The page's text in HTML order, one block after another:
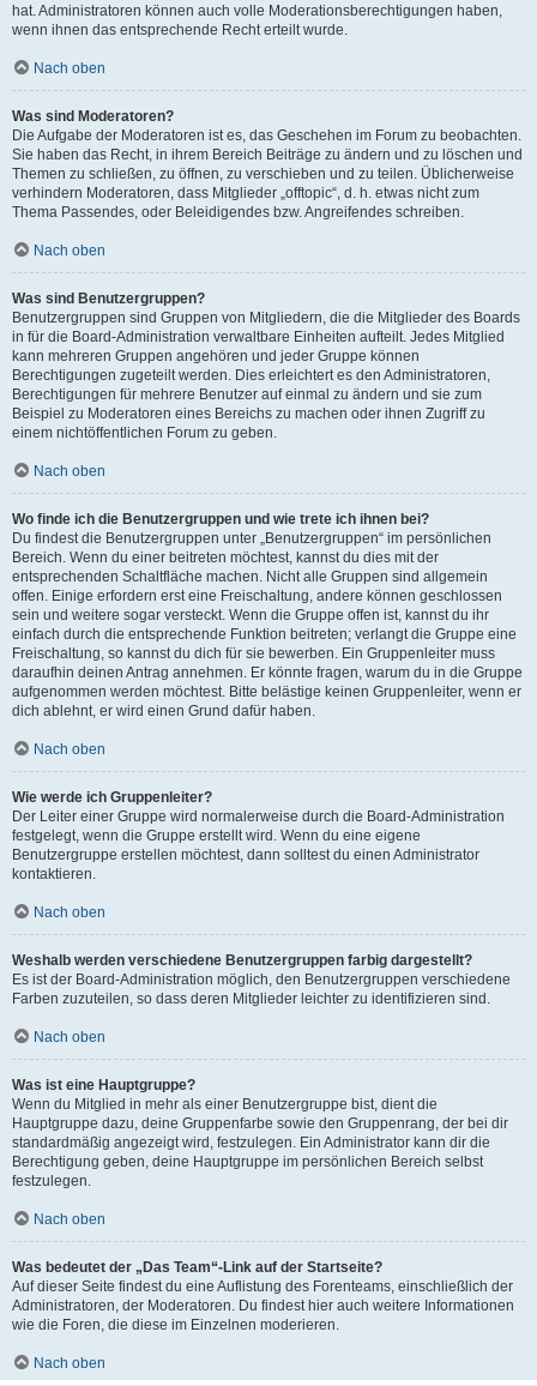
hat. Administratoren können auch volle Moderationsberechtigungen haben,
wenn ihnen das entsprechende Recht erteilt wurde.
Nach oben
Was sind Moderatoren?
Die Aufgabe der Moderatoren ist es, das Geschehen im Forum zu beobachten.
Sie haben das Recht, in ihrem Bereich Beiträge zu ändern und zu löschen und
Themen zu schließen, zu öffnen, zu verschieben und zu teilen. Üblicherweise
verhindern Moderatoren, dass Mitglieder „offtopic“, d. h. etwas nicht zum
Thema Passendes, oder Beleidigendes bzw. Angreifendes schreiben.
Nach oben
Was sind Benutzergruppen?
Benutzergruppen sind Gruppen von Mitgliedern, die die Mitglieder des Boards
in für die Board-Administration verwaltbare Einheiten aufteilt. Jedes Mitglied
kann mehreren Gruppen angehören und jeder Gruppe können
Berechtigungen zugeteilt werden. Dies erleichtert es den Administratoren,
Berechtigungen für mehrere Benutzer auf einmal zu ändern und sie zum
Beispiel zu Moderatoren eines Bereichs zu machen oder ihnen Zugriff zu
einem nichtöffentlichen Forum zu geben.
Nach oben
Wo finde ich die Benutzergruppen und wie trete ich ihnen bei?
Du findest die Benutzergruppen unter „Benutzergruppen“ im persönlichen
Bereich. Wenn du einer beitreten möchtest, kannst du dies mit der
entsprechenden Schaltfläche machen. Nicht alle Gruppen sind allgemein
offen. Einige erfordern erst eine Freischaltung, andere können geschlossen
sein und weitere sogar versteckt. Wenn die Gruppe offen ist, kannst du ihr
einfach durch die entsprechende Funktion beitreten; verlangt die Gruppe eine
Freischaltung, so kannst du dich für sie bewerben. Ein Gruppenleiter muss
daraufhin deinen Antrag annehmen. Er könnte fragen, warum du in die Gruppe
aufgenommen werden möchtest. Bitte belästige keinen Gruppenleiter, wenn er
dich ablehnt, er wird einen Grund dafür haben.
Nach oben
Wie werde ich Gruppenleiter?
Der Leiter einer Gruppe wird normalerweise durch die Board-Administration
festgelegt, wenn die Gruppe erstellt wird. Wenn du eine eigene
Benutzergruppe erstellen möchtest, dann solltest du einen Administrator
kontaktieren.
Nach oben
Weshalb werden verschiedene Benutzergruppen farbig dargestellt?
Es ist der Board-Administration möglich, den Benutzergruppen verschiedene
Farben zuzuteilen, so dass deren Mitglieder leichter zu identifizieren sind.
Nach oben
Was ist eine Hauptgruppe?
Wenn du Mitglied in mehr als einer Benutzergruppe bist, dient die
Hauptgruppe dazu, deine Gruppenfarbe sowie den Gruppenrang, der bei dir
standardmäßig angezeigt wird, festzulegen. Ein Administrator kann dir die
Berechtigung geben, deine Hauptgruppe im persönlichen Bereich selbst
festzulegen.
Nach oben
Was bedeutet der „Das Team“-Link auf der Startseite?
Auf dieser Seite findest du eine Auflistung des Forenteams, einschließlich der
Administratoren, der Moderatoren. Du findest hier auch weitere Informationen
wie die Foren, die diese im Einzelnen moderieren.
Nach oben